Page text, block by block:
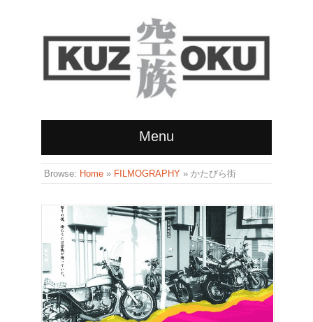
Menu
Browse: Home » FILMOGRAPHY » かたびら街